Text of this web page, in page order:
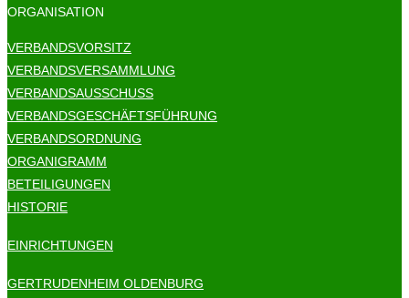
ORGANISATION
VERBANDSVORSITZ
VERBANDSVERSAMMLUNG
VERBANDSAUSSCHUSS
VERBANDSGESCHÄFTSFÜHRUNG
VERBANDSORDNUNG
ORGANIGRAMM
BETEILIGUNGEN
HISTORIE
EINRICHTUNGEN
GERTRUDENHEIM OLDENBURG